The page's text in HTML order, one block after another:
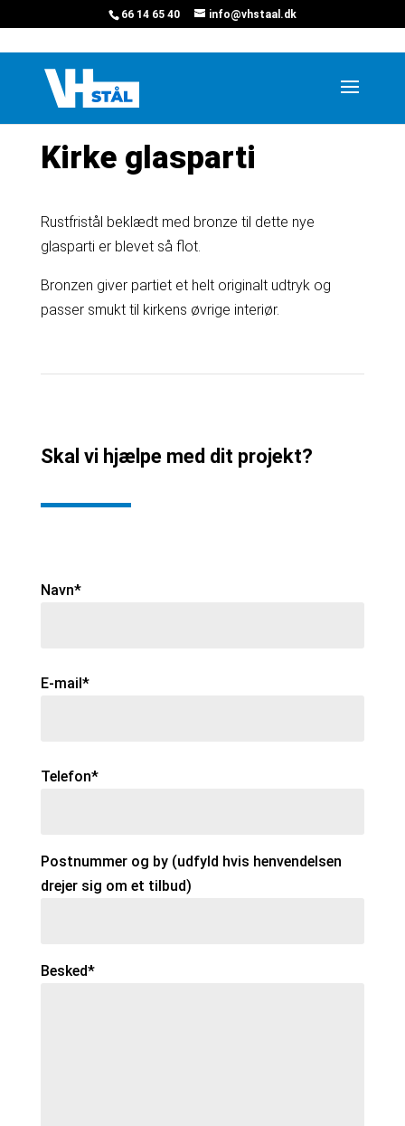
66 14 65 40 info@vhstaal.dk
Hjem» Projekter»Kirke vindfang
Kirke glasparti
Rustfristål beklædt med bronze til dette nye
glasparti er blevet så flot.
Bronzen giver partiet et helt originalt udtryk og
passer smukt til kirkens øvrige interiør.
Skal vi hjælpe med dit projekt?
Navn*
E-mail*
Telefon*
Postnummer og by (udfyld hvis henvendelsen
drejer sig om et tilbud)
Besked*